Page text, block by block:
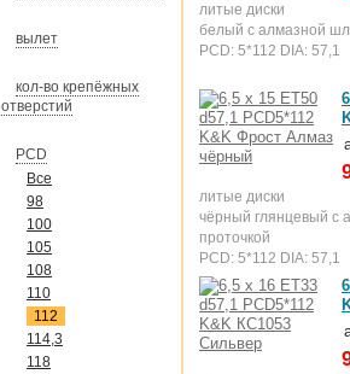
вылет
кол-во крепёжных
отверстий
PCD
Все
98
100
105
108
110
112
114,3
118
литые диски
белый с алмазной
PCD: 5*112 DIA: 57,1
литые диски
чёрный глянцевый с
проточкой
PCD: 5*112 DIA: 57,1